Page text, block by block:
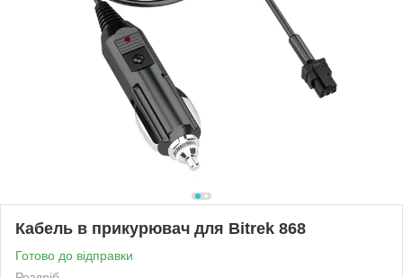
Кабель в прикурювач для Bitrek 868
Готово до відправки